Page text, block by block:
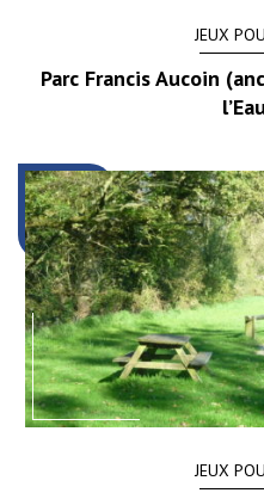
JEUX
Parc Francis Aucoin
JEUX